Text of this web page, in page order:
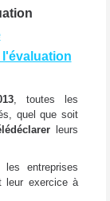
l'évaluation
, toutes les
quel que soit
leurs
entreprises
leur exercice à